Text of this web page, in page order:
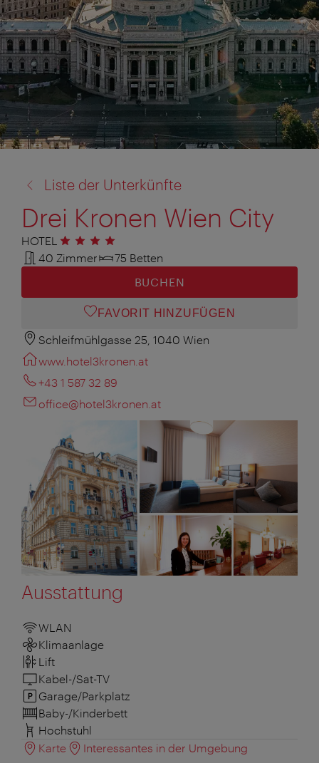
zu:
Liste der Unterkünfte
Drei Kronen Wien City
HOTEL 4 Sterne
40 Zimmer
75 Betten
BUCHEN
FAVORIT HINZUFÜGEN
Schleifmühlgasse 25, 1040 Wien
www.hotel3kronen.at
+43 1 587 32 89
office@hotel3kronen.at
Ausstattung
WLAN
Klimaanlage
Lift
Kabel-/Sat-TV
Garage/Parkplatz
Baby-/Kinderbett
Hochstuhl
Karte
Interessantes in der Umgebung